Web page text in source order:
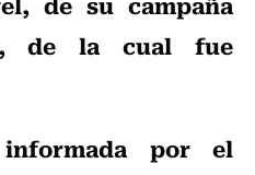
de la cual fue
por el